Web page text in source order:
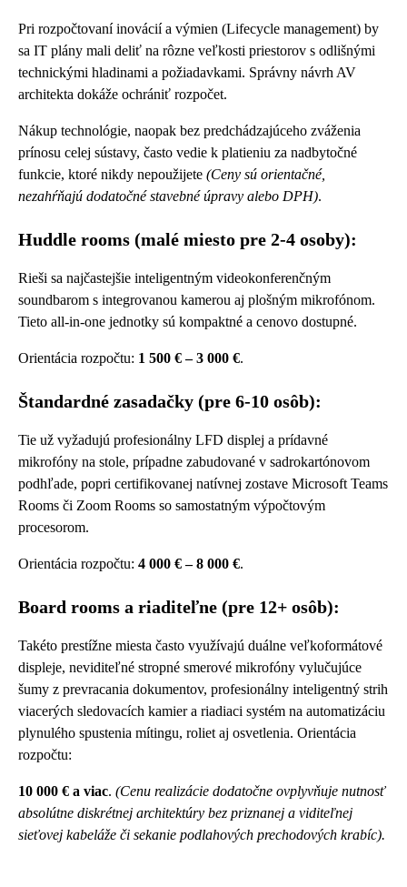
Pri rozpočtovaní inovácií a výmien (Lifecycle management) by
sa IT plány mali deliť na rôzne veľkosti priestorov s odlišnými
technickými hladinami a požiadavkami. Správny návrh AV
architekta dokáže ochrániť rozpočet.
Nákup technológie, naopak bez predchádzajúceho zváženia
prínosu celej sústavy, často vedie k platieniu za nadbytočné
funkcie, ktoré nikdy nepoužijete (Ceny sú orientačné,
nezahŕňajú dodatočné stavebné úpravy alebo DPH).
Huddle rooms (malé miesto pre 2-4 osoby):
Rieši sa najčastejšie inteligentným videokonferenčným
soundbarom s integrovanou kamerou aj plošným mikrofónom.
Tieto all-in-one jednotky sú kompaktné a cenovo dostupné.
Orientácia rozpočtu: 1 500 € – 3 000 €.
Štandardné zasadačky (pre 6-10 osôb):
Tie už vyžadujú profesionálny LFD displej a prídavné
mikrofóny na stole, prípadne zabudované v sadrokartónovom
podhľade, popri certifikovanej natívnej zostave Microsoft Teams
Rooms či Zoom Rooms so samostatným výpočtovým
procesorom.
Orientácia rozpočtu: 4 000 € – 8 000 €.
Board rooms a riaditeľne (pre 12+ osôb):
Takéto prestížne miesta často využívajú duálne veľkoformátové
displeje, neviditeľné stropné smerové mikrofóny vylučujúce
šumy z prevracania dokumentov, profesionálny inteligentný strih
viacerých sledovacích kamier a riadiaci systém na automatizáciu
plynulého spustenia mítingu, roliet aj osvetlenia. Orientácia
rozpočtu:
10 000 € a viac. (Cenu realizácie dodatočne ovplyvňuje nutnosť
absolútne diskrétnej architektúry bez priznanej a viditeľnej
sieťovej kabeláže či sekanie podlahových prechodových krabíc).